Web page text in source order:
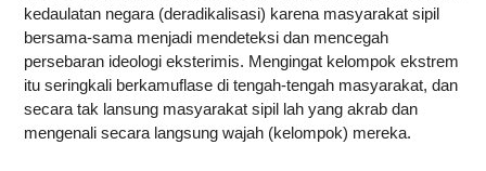
kedaulatan negara (deradikalisasi) karena masyarakat sipil
bersama-sama menjadi mendeteksi dan mencegah
persebaran ideologi eksterimis. Mengingat kelompok ekstrem
itu seringkali berkamuflase di tengah-tengah masyarakat, dan
secara tak lansung masyarakat sipil lah yang akrab dan
mengenali secara langsung wajah (kelompok) mereka.